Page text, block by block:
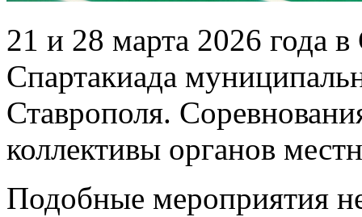
21 и 28 марта 2026 года
Спартакиада
Ставрополя.
коллективы органов
Подобные мероприятия